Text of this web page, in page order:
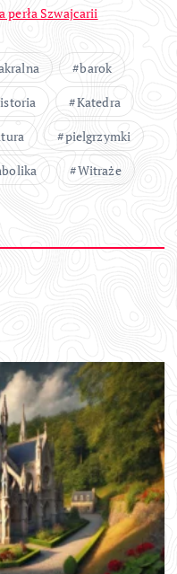
perła Szwajcarii
barok
Katedra
pielgrzymki
Witraże